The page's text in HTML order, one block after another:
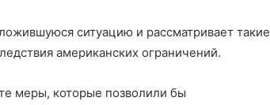
ситуацию и рассматривает такие
американских ограничений.
меры, которые позволили бы